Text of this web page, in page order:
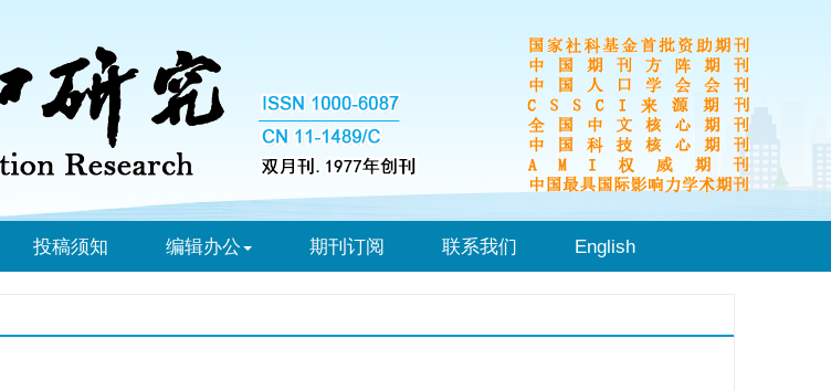
投稿须知 编辑办公 期刊订阅 联系我们 English